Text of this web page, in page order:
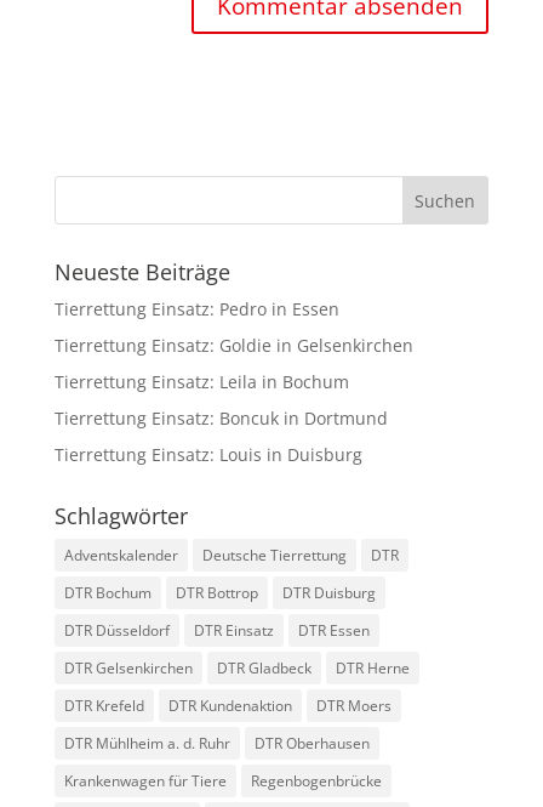
Neueste Beiträge
Tierrettung Einsatz: Pedro in Essen
Tierrettung Einsatz: Goldie in Gelsenkirchen
Tierrettung Einsatz: Leila in Bochum
Tierrettung Einsatz: Boncuk in Dortmund
Tierrettung Einsatz: Louis in Duisburg
Schlagwörter
Adventskalender Deutsche Tierrettung
DTR
DTR Bochum
DTR Bottrop
DTR Duisburg
DTR Düsseldorf
DTR Einsatz
DTR Essen
DTR Gelsenkirchen
DTR Gladbeck
DTR Herne
DTR Krefeld
DTR Kundenaktion
DTR Moers
DTR Mühlheim a. d. Ruhr
DTR Oberhausen
Krankenwagen für Tiere
Regenbogenbrücke